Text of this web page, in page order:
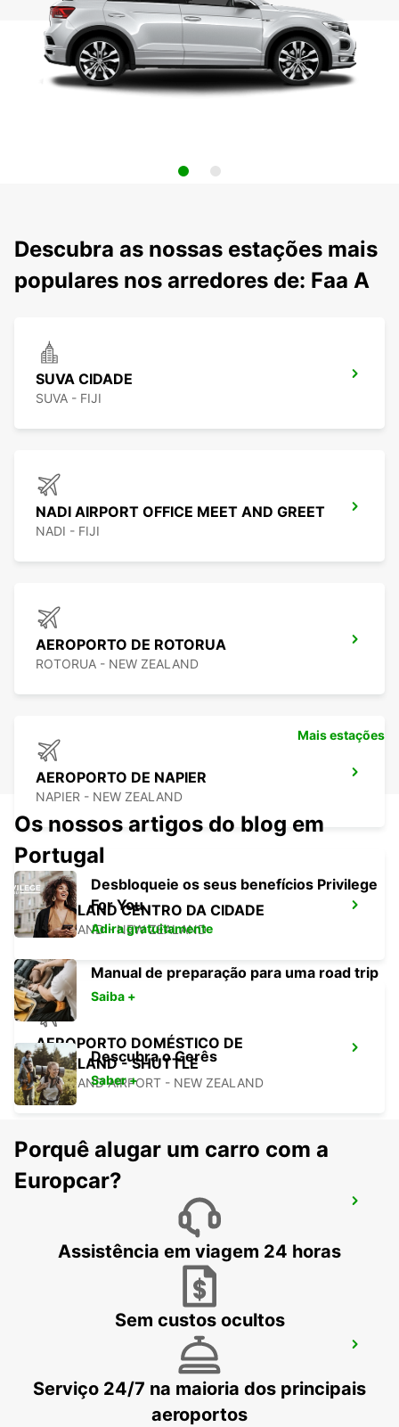
Descubra as nossas estações mais
populares nos arredores de: Faa A
SUVA CIDADE
SUVA - FIJI
NADI AIRPORT OFFICE MEET AND GREET
NADI - FIJI
AEROPORTO DE ROTORUA
ROTORUA - NEW ZEALAND
AEROPORTO DE NAPIER
NAPIER - NEW ZEALAND
AUCKLAND CENTRO DA CIDADE
AUCKLAND - NEW ZEALAND
AEROPORTO DOMÉSTICO DE
AUCKLAND - SHUTTLE
AUCKLAND AIRPORT - NEW ZEALAND
AEROPORTO INTERNACIONAL DE
AUCKLAND - NEW ZEALAND
AEROPORTO DE PALMERSTON NORTH
PALMERSTON NORTH - NEW ZEALAND
Mais estações
Os nossos artigos do blog em
Portugal
Desbloqueie os seus benefícios Privilege
For You
Adira gratuitamente
Manual de preparação para uma road trip
Saiba +
Descubra o Gerês
Saber +
Porquê alugar um carro com a
Europcar?
Assistência em viagem 24 horas
Sem custos ocultos
Serviço 24/7 na maioria dos principais
aeroportos